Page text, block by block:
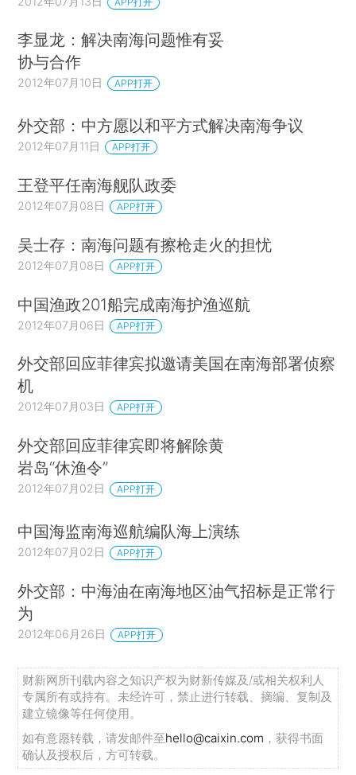
李显龙：解决南海问题惟有妥
协与合作
2012年07月10日 APP打开
外交部：中方愿以和平方式解决南海争议
2012年07月11日 APP打开
王登平任南海舰队政委
2012年07月08日 APP打开
吴士存：南海问题有擦枪走火的担忧
2012年07月08日 APP打开
中国渔政201船完成南海护渔巡航
2012年07月06日 APP打开
外交部回应菲律宾拟邀请美国在南海部署侦察
机
2012年07月03日 APP打开
外交部回应菲律宾即将解除黄
岩岛“休渔令”
2012年07月02日 APP打开
中国海监南海巡航编队海上演练
2012年07月02日 APP打开
外交部：中海油在南海地区油气招标是正常行
为
2012年06月26日 APP打开
财新网所刊载内容之知识产权为财新传媒及/或相关权利人
专属所有或持有。未经许可，禁止进行转载、摘编、复制及
建立镜像等任何使用。
如有意愿转载，请发邮件至hello@caixin.com ，获得书面
确认及授权后，方可转载。